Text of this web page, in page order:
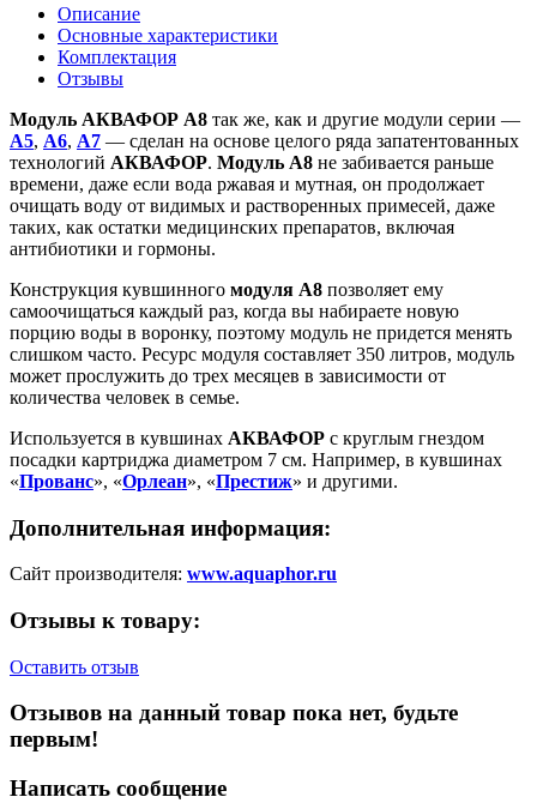
Описание
Основные характеристики
Комплектация
Отзывы
Модуль АКВАФОР А8 так же, как и другие модули серии —
А5, А6, A7 — сделан на основе целого ряда запатентованных
технологий АКВАФОР. Модуль A8 не забивается раньше
времени, даже если вода ржавая и мутная, он продолжает
очищать воду от видимых и растворенных примесей, даже
таких, как остатки медицинских препаратов, включая
антибиотики и гормоны.
Конструкция кувшинного модуля A8 позволяет ему
самоочищаться каждый раз, когда вы набираете новую
порцию воды в воронку, поэтому модуль не придется менять
слишком часто. Ресурс модуля составляет 350 литров, модуль
может прослужить до трех месяцев в зависимости от
количества человек в семье.
Используется в кувшинах АКВАФОР c круглым гнездом
посадки картриджа диаметром 7 см. Например, в кувшинах
«Прованс», «Орлеан», «Престиж» и другими.
Дополнительная информация:
Сайт производителя: www.aquaphor.ru
Отзывы к товару:
Оставить отзыв
Отзывов на данный товар пока нет, будьте
первым!
Написать сообщение